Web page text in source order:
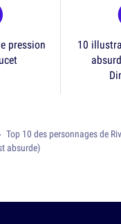
pression
10
Top 10 des personnages de
absurde)